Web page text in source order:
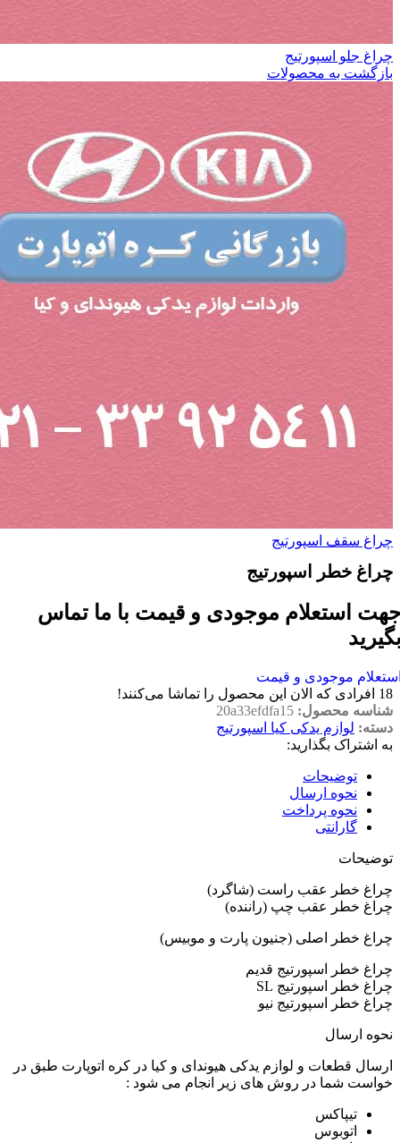
چراغ جلو اسپورتیج
بازگشت به محصولات
چراغ سقف اسپورتیج
چراغ خطر اسپورتیج
استعلام موجودی و قیمت با ما تماس
موجودی و قیمت
18 افرادی که الان این محصول را تماشا می‌کنند!
شناسه محصول: 20a33efdfa15
دسته: لوازم یدکی کیا اسپورتیج
به اشتراک بگذارید:
توضیحات
نحوه ارسال
نحوه پرداخت
گارانتی
توضیحات
چراغ خطر عقب راست (شاگرد)
چراغ خطر عقب چپ (راننده)
چراغ خطر اصلی (جنیون پارت و موبیس)
چراغ خطر اسپورتیج قدیم
چراغ خطر اسپورتیج SL
چراغ خطر اسپورتیج نیو
نحوه ارسال
ارسال قطعات و لوازم یدکی هیوندای و کیا در کره اتوپارت طبق در
خواست شما در روش های زیر انجام می شود :
تیپاکس
اتوبوس